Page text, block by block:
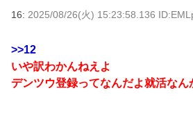
16: 2025/08/26(火) 15:23:58.136
>>12
いや訳わかんねえよ
デンツウ登録ってなんだよ就活なん